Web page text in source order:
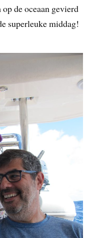
de oceaan gevierd
superleuke middag!